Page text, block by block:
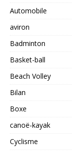
Automobile
aviron
Badminton
Basket-ball
Beach Volley
Bilan
Boxe
canoë-kayak
Cyclisme